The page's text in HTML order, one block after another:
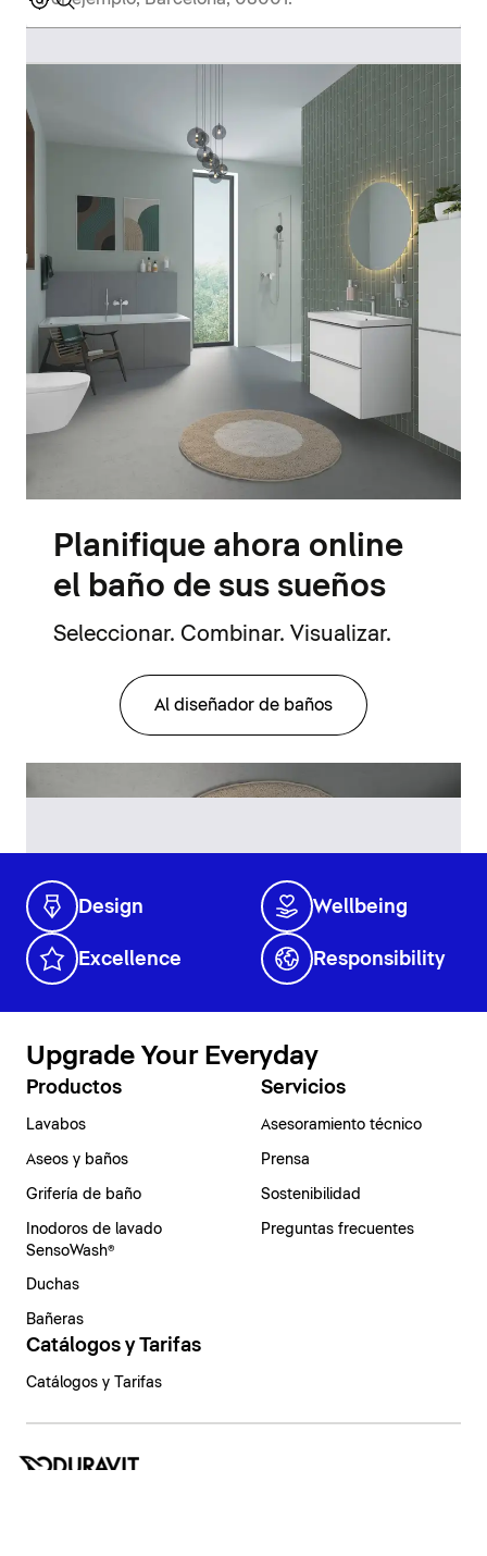
Planifique ahora online
el baño de sus sueños
Seleccionar. Combinar. Visualizar.
Al diseñador de baños
Design Wellbeing
Excellence Responsibility
Upgrade Your Everyday
Productos
Lavabos
Aseos y baños
Grifería de baño
Inodoros de lavado
SensoWash®
Duchas
Bañeras
Servicios
Asesoramiento técnico
Prensa
Sostenibilidad
Preguntas frecuentes
Catálogos y Tarifas
Catálogos y Tarifas